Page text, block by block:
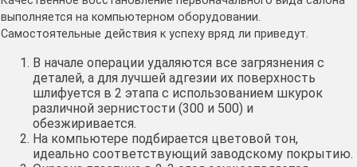
выполняется на компьютерном оборудовании.
Самостоятельные действия к успеху вряд ли приведут.
В начале операции удаляются все загрязнения с
деталей, а для лучшей адгезии их поверхность
шлифуется в 2 этапа с использованием шкурок
различной зернистости (300 и 500) и
обезжиривается.
На компьютере подбирается цветовой тон,
идеально соответствующий заводскому покрытию.